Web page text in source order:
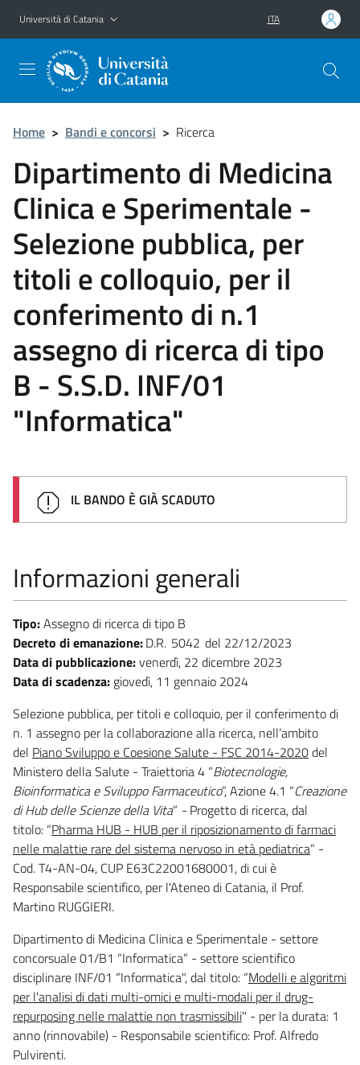
Vai al contenuto principale
Vai al menu di navigazione
Università di Catania ITA
Home > Bandi e concorsi > Ricerca
Dipartimento di Medicina
Clinica e Sperimentale -
Selezione pubblica, per
titoli e colloquio, per il
conferimento di n.1
assegno di ricerca di tipo
B - S.S.D. INF/01
"Informatica"
IL BANDO È GIÀ SCADUTO
Informazioni generali
Tipo:Assegno di ricerca di tipo B
Decreto di emanazione:D.R. 5042
22/12/2023
Data di pubblicazione:venerdì, 22 dicembre 2023
Data di scadenza: giovedì, 11 gennaio 2024
Selezione pubblica, per titoli e colloquio, per il conferimento di
n. 1 assegno per la collaborazione alla ricerca, nell’ambito
del Piano Sviluppo e Coesione Salute - FSC 2014-2020del
Ministero della Salute - Traiettoria 4 “Biotecnologie,
Bioinformatica e Sviluppo Farmaceutico”, Azione 4.1 “Creazione
di Hub delle Scienze della Vita” - Progetto di ricerca, dal
titolo: “Pharma HUB - HUB per il riposizionamento di farmaci
nelle malattie rare del sistema nervoso in età pediatrica” -
Cod. T4-AN-04, CUP E63C22001680001, di cui è
Responsabile scientifico, per l'Ateneo di Catania, il Prof.
Martino RUGGIERI.
Dipartimento di Medicina Clinica e Sperimentale - settore
concorsuale 01/B1 “Informatica” - settore scientifico
disciplinare INF/01 “Informatica", dal titolo: “Modelli e algoritmi
per l'analisi di dati multi-omici e multi-modali per il drug-
repurposing nelle malattie non trasmissibili" - per la durata: 1
anno (rinnovabile) - Responsabile scientifico: Prof. Alfredo
Pulvirenti.